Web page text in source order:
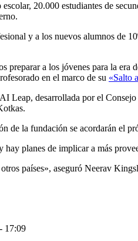
20.000 estudiantes de
y a los nuevos alumnos de
preparar a los jóvenes para la
en el marco de su «Salto
Leap, desarrollada por el
de la fundación se acordarán el
planes de implicar a más
países», aseguró Neerav
17:09